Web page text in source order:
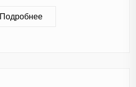
Подробнее